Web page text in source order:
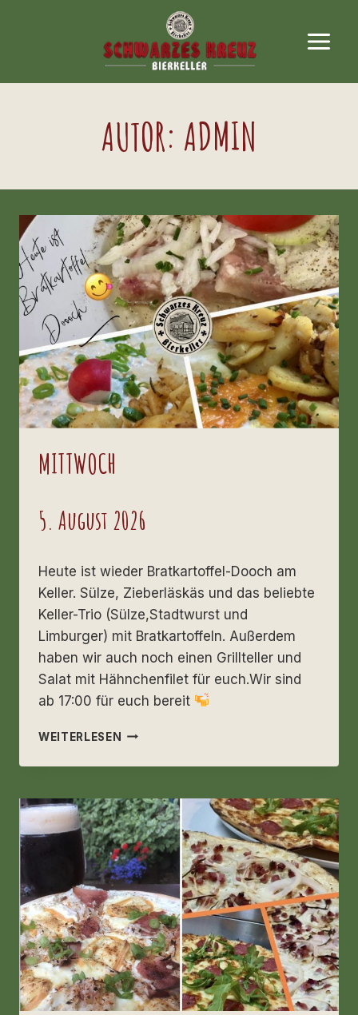
AUTOR: ADMIN
MITTWOCH
5. August 2026
Heute ist wieder Bratkartoffel-Dooch am
Keller. Sülze, Zieberläskäs und das beliebte
Keller-Trio (Sülze,Stadtwurst und
Limburger) mit Bratkartoffeln. Außerdem
haben wir auch noch einen Grillteller und
Salat mit Hähnchenfilet für euch.Wir sind
ab 17:00 für euch bereit
WEITERLESEN MITTWOCH